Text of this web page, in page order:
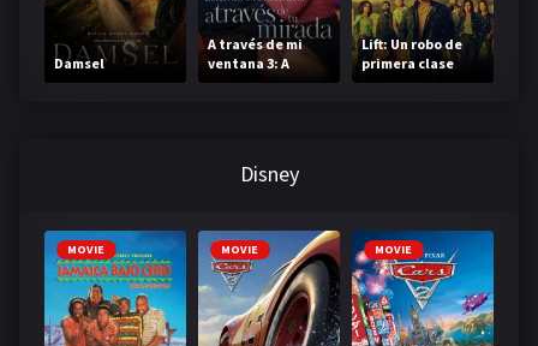
Damsel
A través de mi
ventana 3: A
través de tu
Lift: Un robo de
primera clase
Disney
MOVIE MOVIE MOVIE